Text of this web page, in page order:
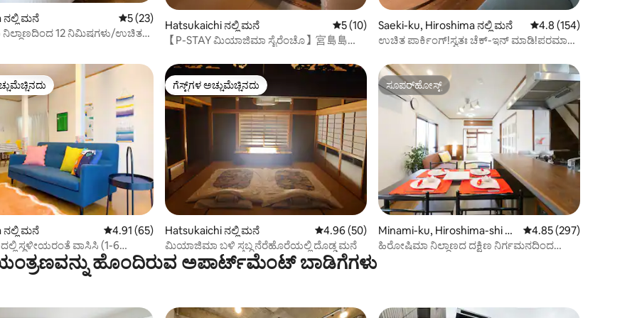
27 ವಿಮರ್ಶೆಗಳು
ನಲ್ಲಿ ಮನೆ 5 ರಲ್ಲಿ 5 ಸರಾಸರಿ ರೇಟಿಂಗ್, 23 ವಿಮರ್ಶೆಗಳು
5 (23)
12 ನಿಮಿಷಗಳು/ಉಚಿತ
ಉಚಿತ ಬೈಸಿಕಲ್ ಬಾಡಿಗೆ/ಹಿರೋಶಿಮಾ
ರಾಯಭಾರಿ/ಸಣ್ಣ ನಾಯಿಗಳಿಗೆ
Hatsukaichi ನಲ್ಲಿ ಮನೆ 5 ರಲ್ಲಿ 5 ಸರಾಸರಿ ರೇಟಿಂಗ್, 10 ವಿಮರ್ಶೆಗಳು
5 (10)
【P-STAY ಮಿಯಾಜಿಮಾ ಸೈರೆಂಚೊ】宮島島
Saeki-ku, Hiroshima ನಲ್ಲಿ ಮನೆ 5 ರಲ್ಲಿ 4.8 ಸರಾಸರಿ
4.8 (154)
ಉಚಿತ ಪಾರ್ಕಿಂಗ್!ಸ್ವತಃ ಚೆಕ್-ಇನ್ ಮಾಡಿ!ಪರಮಾಣು
ಮಕ್ಕಳಿಗೆ ಸ್ವಾಗತ
164 ವಿಮರ್ಶೆಗಳು
ನಲ್ಲಿ ಮನೆ 5 ರಲ್ಲಿ 4.91 ಸರಾಸರಿ ರೇಟಿಂಗ್, 65 ವಿಮರ್ಶೆಗಳು
4.91 (65)
ಸ್ಥಳೀಯರಂತೆ ವಾಸಿಸಿ (1-6
ಗೆಸ್ಟ್‌ಗಳ ಅಚ್ಚುಮೆಚ್ಚಿನದು
ಗೆಸ್ಟ್‌ಗಳ ಅಚ್ಚುಮೆಚ್ಚಿನದು
Hatsukaichi ನಲ್ಲಿ ಮನೆ 5 ರಲ್ಲಿ 4.96 ಸರಾಸರಿ ರೇಟಿಂಗ್, 50 ವಿಮರ್ಶೆಗಳು
4.96 (50)
ಮಿಯಾಜಿಮಾ ಬಳಿ ಸ್ತಬ್ಧ ನೆರೆಹೊರೆಯಲ್ಲಿ ದೊಡ್ಡ ಮನೆ
ಸೂಪರ್‌ಹೋಸ್ಟ್
ಸೂಪರ್‌ಹೋಸ್ಟ್
Minami-ku, Hiroshima-shi ನ
ಲ್ಲಿ ಮನೆ
5 ರಲ್ಲಿ 4.85 ಸರಾಸರಿ
4.85 (297)
ಹಿರೋಷಿಮಾ ನಿಲ್ದಾಣದ ದಕ್ಷಿಣ ನಿರ್ಗಮನದಿಂದ
ಹೊಂದಿರುವ ಅಪಾರ್ಟ್‌ಮೆಂಟ್‌ ಬಾಡಿಗೆಗಳು